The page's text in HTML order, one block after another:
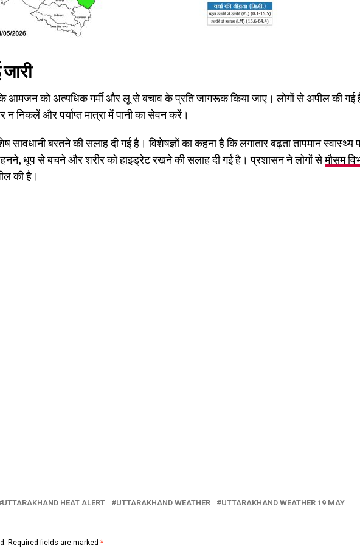
कि आमजन को अत्यधिक गर्मी और लू से बचाव के प्रति जागरूक किया जाए। लोगों से अपील की गई
निकलें और पर्याप्त मात्रा में पानी का सेवन करें।
सावधानी बरतने की सलाह दी गई है। विशेषज्ञों का कहना है कि लगातार बढ़ता तापमान
धूप से बचने और शरीर को हाइड्रेट रखने की सलाह दी गई है। प्रशासन ने लोगों सेमौसम
की है।
UTTARAKHAND HEAT ALERT UTTARAKHAND WEATHER
UTTARAKHAND WEATHER 19 MAY
Required fields are marked *